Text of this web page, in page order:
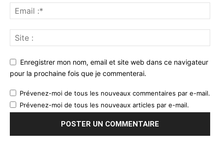
Enregistrer mon nom, email et site web dans ce navigateur
pour la prochaine fois que je commenterai.
Prévenez-moi de tous les nouveaux commentaires par e-mail.
Prévenez-moi de tous les nouveaux articles par e-mail.